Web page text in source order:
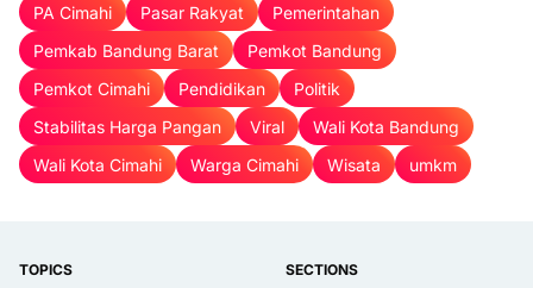
PA Cimahi
Pasar Rakyat
Pemerintahan
Pemkab Bandung Barat
Pemkot Bandung
Pemkot Cimahi
Pendidikan
Politik
Stabilitas Harga Pangan
Viral
Wali Kota Bandung
Wali Kota Cimahi
Warga Cimahi Wisata umkm
TOPICS SECTIONS